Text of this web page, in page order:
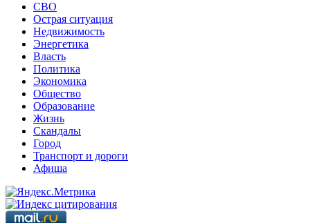
СВО
Острая ситуация
Недвижимость
Энергетика
Власть
Политика
Экономика
Общество
Образование
Жизнь
Скандалы
Город
Транспорт и дороги
Афиша